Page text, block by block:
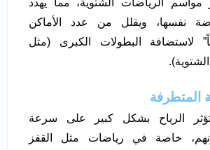
الرياضات الشتوية، مما يهدد
نفسها، ويقلل من عدد الأماكن
لاستضافة البطولات الكبرى (مثل
الشتوية).
المتطرفة
الرياح بشكل كبير على سرعة
خاصة في رياضات مثل القفز